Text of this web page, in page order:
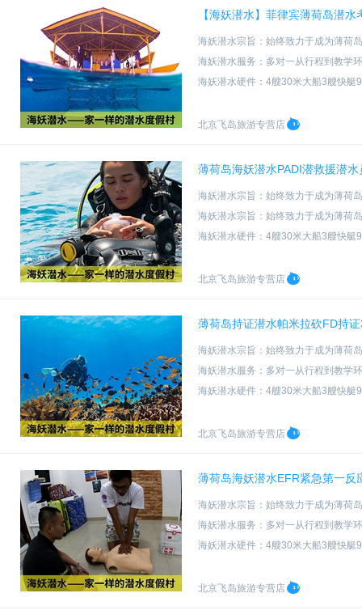
【海妖潜水】菲律宾薄荷岛潜
海妖潜水宗旨：始终致力于成为薄荷
海妖潜水服务：多对一从行程到教学
海妖潜水硬件：4艘30米大船3艘快艇
北京飞岛旅游专营店
薄荷岛海妖潜水PADI潜救援潜
海妖潜水宗旨：始终致力于成为薄荷
海妖潜水宗旨：始终致力于成为薄荷
海妖潜水硬件：4艘30米大船3艘快艇
北京飞岛旅游专营店
薄荷岛持证潜水帕米拉砍FD持
海妖潜水宗旨：始终致力于成为薄荷
海妖潜水服务：多对一从行程到教学
海妖潜水硬件：4艘30米大船3艘快艇
北京飞岛旅游专营店
薄荷岛海妖潜水EFR紧急第一反
海妖潜水宗旨：始终致力于成为薄荷
海妖潜水服务：多对一从行程到教学
海妖潜水硬件：4艘30米大船3艘快艇
北京飞岛旅游专营店